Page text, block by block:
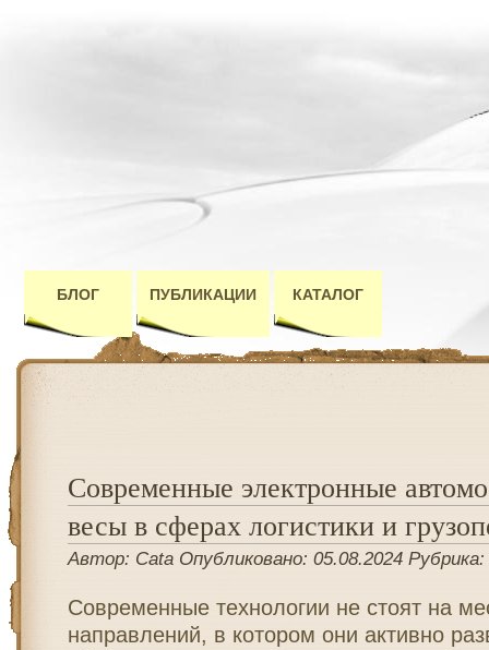
БЛОГ ПУБЛИКАЦИИ КАТАЛОГ
Современные электронные
весы в сферах логистики и
Автор: Cata Опубликовано: 05.08.2024 Рубрика:
Современные технологии не стоят на
направлений, в котором они активно